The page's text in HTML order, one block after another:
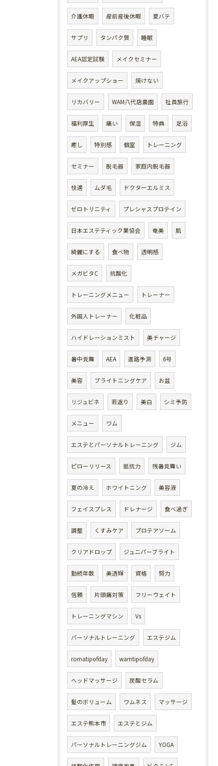
介護休暇 産前産後休暇 夏バテ
サプリ タンパク質 睡眠
AEA認定試験 メイクセミナー
メイクアップショー 焼けない
リカバリー WAM八代店農園 社員旅行
福利厚生 痛い 保湿 特典 足浴
癒し 特別感 個室 トレーニング
セミナー 脱毛器 家庭内脱毛器
快適 ムダ毛 ドクターエルミス
ゼロトリニティ プレシャスプロテイン
日本エステティック業協会 奄美 肌
綺麗にする 食べ物 透明感
メガビタC 抗酸化
トレーニングメニュー トレーナー
外国人トレーナー 化粧品
ハイドレーションミスト 美チャージ
暑中見舞 AEA 進路予測 6号
美容 ブライトニングケア お盆
リジュビネ 若返り 美白 シミ予防
メニュー ワム
エステとパーソナルトレーニング ジム
ピローリリース 抵抗力 残暑見舞い
夏の冷え ホワイトニング 美容液
フェイスプレス ドレナージ 食べ過ぎ
調整 くすみケア プロテアソーム
クリアドロップ ジュニパーブライト
勤続年数 美透輝 資格 努力
信頼 片頭痛対策 フリーウェイト
トレーニングマシン Vs
パーソナルトレーニング エステジム
romatipofday wamtipofday
ヘッドマッサージ 炭酸セラム
髪のボリューム ワムネス マッサージ
エステ熊本市 エステとジム
パーソナルトレーニングジム YOGA